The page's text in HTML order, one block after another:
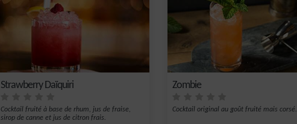
Strawberry Daïquiri
Cocktail fruité à base de rhum, jus de fraise,
sirop de canne et jus de citron frais.
Zombie
Cocktail original au goût fruité mais corsé.